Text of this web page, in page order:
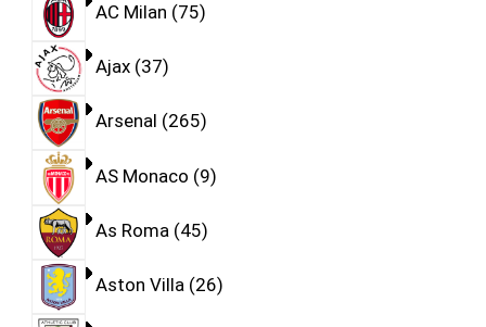
AC Milan 75
Ajax 37
Arsenal 265
AS Monaco 9
As Roma 45
Aston Villa 26